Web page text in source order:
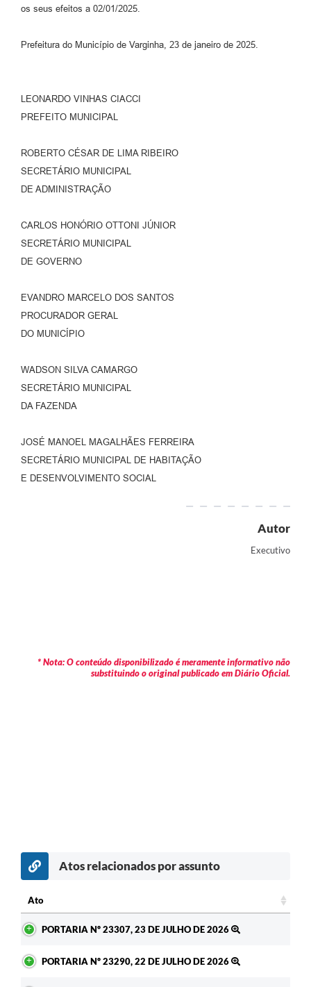
os seus efeitos a 02/01/2025.
Prefeitura do Município de Varginha, 23 de janeiro de 2025.
LEONARDO VINHAS CIACCI
PREFEITO MUNICIPAL
ROBERTO CÉSAR DE LIMA RIBEIRO
SECRETÁRIO MUNICIPAL
DE ADMINISTRAÇÃO
CARLOS HONÓRIO OTTONI JÚNIOR
SECRETÁRIO MUNICIPAL
DE GOVERNO
EVANDRO MARCELO DOS SANTOS
PROCURADOR GERAL
DO MUNICÍPIO
WADSON SILVA CAMARGO
SECRETÁRIO MUNICIPAL
DA FAZENDA
JOSÉ MANOEL MAGALHÃES FERREIRA
SECRETÁRIO MUNICIPAL DE HABITAÇÃO
E DESENVOLVIMENTO SOCIAL
Autor
Executivo
* Nota: O conteúdo disponibilizado é meramente informativo não
substituindo o original publicado em Diário Oficial.
Atos relacionados por assunto
Ato
PORTARIA Nº 23307, 23 DE JULHO DE 2026
PORTARIA Nº 23290, 22 DE JULHO DE 2026